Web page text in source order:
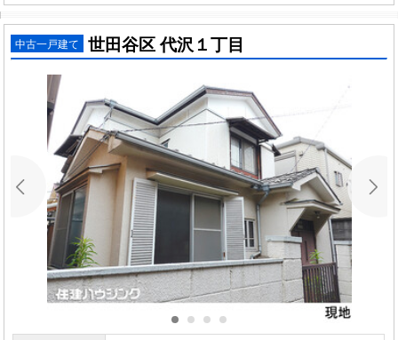
中古一戸建て 世田谷区 代沢１丁目